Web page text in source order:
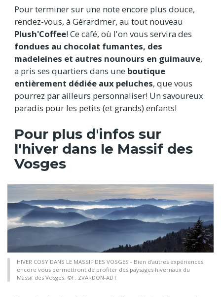
Pour terminer sur une note encore plus douce,
rendez-vous, à Gérardmer, au tout nouveau
Plush'Coffee! Ce café, où l'on vous servira des
fondues au chocolat fumantes, des
madeleines et autres nounours en guimauve,
a pris ses quartiers dans une boutique
entièrement dédiée aux peluches, que vous
pourrez par ailleurs personnaliser! Un savoureux
paradis pour les petits (et grands) enfants!
Pour plus d'infos sur
l'hiver dans le Massif des
Vosges
HIVER COSY DANS LE MASSIF DES VOSGES - Bien d'autres expériences
encore vous permettront de profiter des paysages hivernaux du
Massif des Vosges. ©F. ZVARDON-ADT